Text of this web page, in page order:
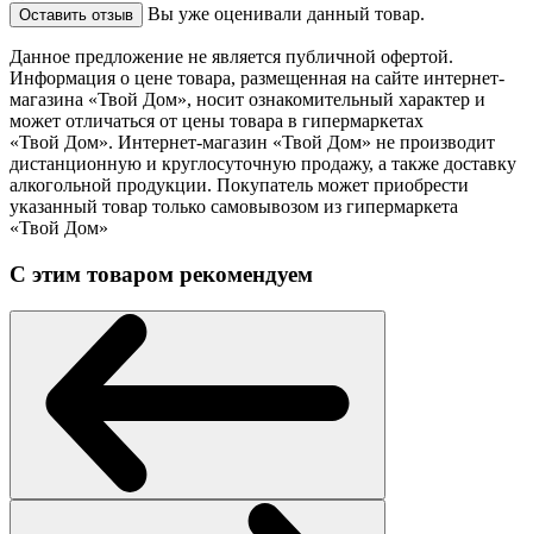
Оставить отзыв Вы уже оценивали данный товар.
Данное предложение не является публичной офертой.
Информация о цене товара, размещенная на сайте интернет-
магазина «Твой Дом», носит ознакомительный характер и
может отличаться от цены товара в гипермаркетах
«Твой Дом». Интернет-магазин «Твой Дом» не производит
дистанционную и круглосуточную продажу, а также доставку
алкогольной продукции. Покупатель может приобрести
указанный товар только самовывозом из гипермаркета
«Твой Дом»
С этим товаром рекомендуем